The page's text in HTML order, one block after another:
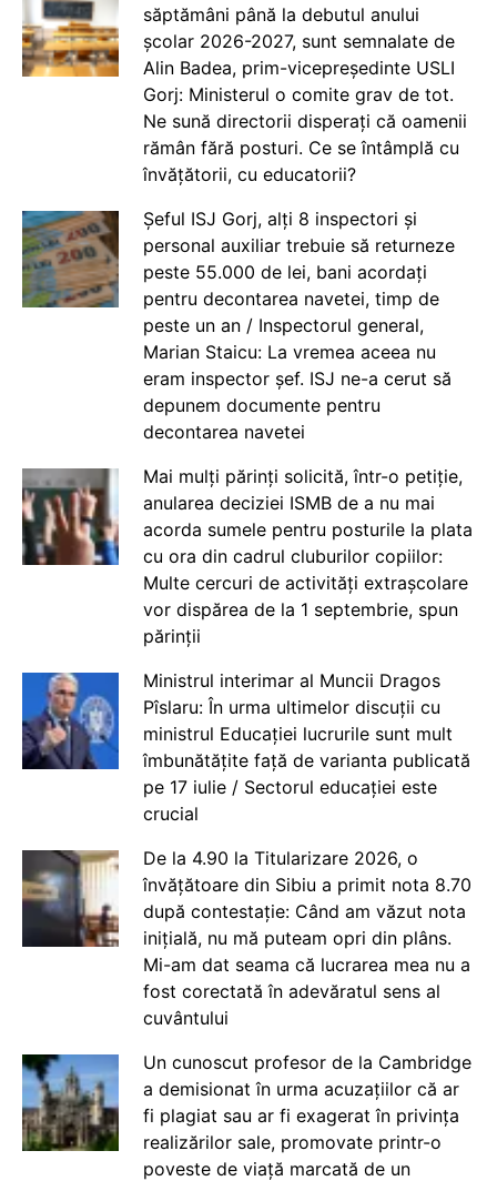
săptămâni până la debutul anului
școlar 2026-2027, sunt semnalate de
Alin Badea, prim-vicepreședinte USLI
Gorj: Ministerul o comite grav de tot.
Ne sună directorii disperați că oamenii
rămân fără posturi. Ce se întâmplă cu
învățătorii, cu educatorii?
Șeful ISJ Gorj, alți 8 inspectori și
personal auxiliar trebuie să returneze
peste 55.000 de lei, bani acordați
pentru decontarea navetei, timp de
peste un an / Inspectorul general,
Marian Staicu: La vremea aceea nu
eram inspector șef. ISJ ne-a cerut să
depunem documente pentru
decontarea navetei
Mai mulți părinți solicită, într-o petiție,
anularea deciziei ISMB de a nu mai
acorda sumele pentru posturile la plata
cu ora din cadrul cluburilor copiilor:
Multe cercuri de activități extrașcolare
vor dispărea de la 1 septembrie, spun
părinții
Ministrul interimar al Muncii Dragos
Pîslaru: În urma ultimelor discuții cu
ministrul Educației lucrurile sunt mult
îmbunătățite față de varianta publicată
pe 17 iulie / Sectorul educației este
crucial
De la 4.90 la Titularizare 2026, o
învățătoare din Sibiu a primit nota 8.70
după contestație: Când am văzut nota
inițială, nu mă puteam opri din plâns.
Mi-am dat seama că lucrarea mea nu a
fost corectată în adevăratul sens al
cuvântului
Un cunoscut profesor de la Cambridge
a demisionat în urma acuzațiilor că ar
fi plagiat sau ar fi exagerat în privința
realizărilor sale, promovate printr-o
poveste de viață marcată de un